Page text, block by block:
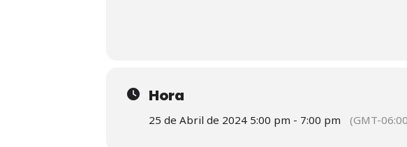
Hora
25 de Abril de 2024 5:00 pm - 7:00 pm (GMT-